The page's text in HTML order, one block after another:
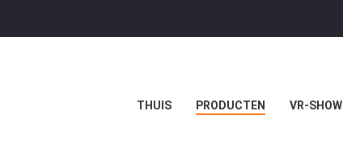
THUIS PRODUCTEN VR-SHOW